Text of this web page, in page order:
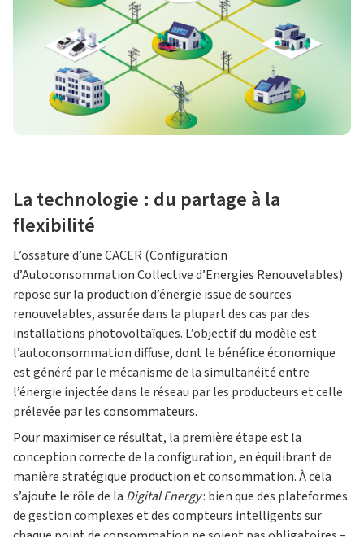
La technologie : du partage à la
flexibilité
L’ossature d’une CACER (Configuration
d’Autoconsommation Collective d’Energies Renouvelables)
repose sur la production d’énergie issue de sources
renouvelables, assurée dans la plupart des cas par des
installations photovoltaïques. L’objectif du modèle est
l’autoconsommation diffuse, dont le bénéfice économique
est généré par le mécanisme de la simultanéité entre
l’énergie injectée dans le réseau par les producteurs et celle
prélevée par les consommateurs.
Pour maximiser ce résultat, la première étape est la
conception correcte de la configuration, en équilibrant de
manière stratégique production et consommation. À cela
s’ajoute le rôle de la Digital Energy: bien que des plateformes
de gestion complexes et des compteurs intelligents sur